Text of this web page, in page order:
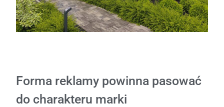
Forma reklamy powinna pasować
do charakteru marki